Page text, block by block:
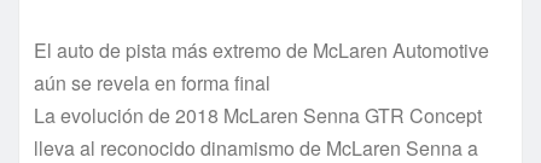
El auto de pista más extremo de McLaren Automotive
aún se revela en forma final
La evolución de 2018 McLaren Senna GTR Concept
lleva al reconocido dinamismo de McLaren Senna a